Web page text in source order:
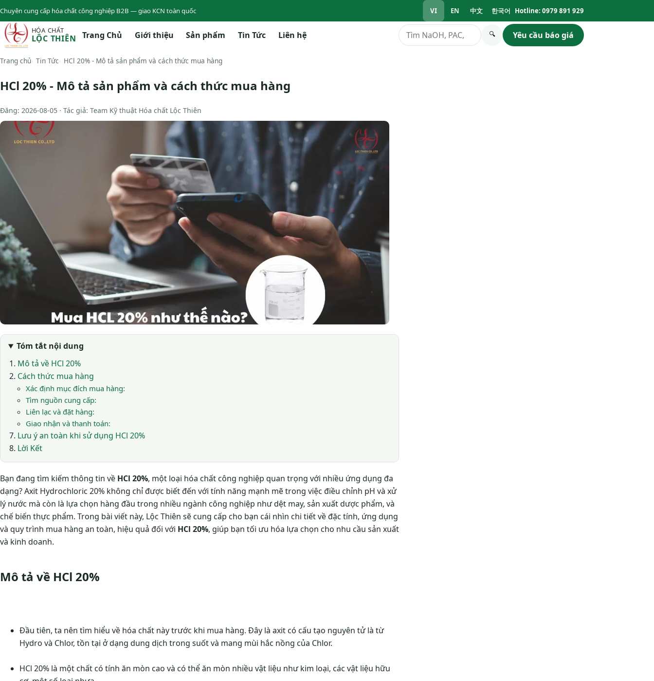
Chuyên cung cấp hóa chất công nghiệp B2B — giao KCN toàn quốc VI EN 中文 한국어 Hotline: 0979 891 929
HÓA CHẤT
LỘC THIÊN Trang Chủ Giới thiệu Sản phẩm Tin Tức Liên hệ Tìm kiếm 🔍 Yêu cầu báo giá
Trang chủ Tin Tức HCl 20% - Mô tả sản phẩm và cách thức mua hàng
HCl 20% - Mô tả sản phẩm và cách thức mua hàng
Đăng: 2026-08-05 · Tác giả: Team Kỹ thuật Hóa chất Lộc Thiên
Tóm tắt nội dung
Mô tả về HCl 20%
Cách thức mua hàng
Xác định mục đích mua hàng:
Tìm nguồn cung cấp:
Liên lạc và đặt hàng:
Giao nhận và thanh toán:
Lưu ý an toàn khi sử dụng HCl 20%
Lời Kết
Bạn đang tìm kiếm thông tin về HCl 20%, một loại hóa chất công nghiệp quan trọng với nhiều ứng dụng đa
dạng? Axit Hydrochloric 20% không chỉ được biết đến với tính năng mạnh mẽ trong việc điều chỉnh pH và xử
lý nước mà còn là lựa chọn hàng đầu trong nhiều ngành công nghiệp như dệt may, sản xuất dược phẩm, và
chế biến thực phẩm. Trong bài viết này, Lộc Thiên sẽ cung cấp cho bạn cái nhìn chi tiết về đặc tính, ứng dụng
và quy trình mua hàng an toàn, hiệu quả đối với HCl 20%, giúp bạn tối ưu hóa lựa chọn cho nhu cầu sản xuất
và kinh doanh.
Mô tả về HCl 20%
Đầu tiên, ta nên tìm hiểu về hóa chất này trước khi mua hàng. Đây là axit có cấu tạo nguyên tử là từ
Hydro và Chlor, tồn tại ở dạng dung dịch trong suốt và mang mùi hắc nồng của Chlor.
HCl 20% là một chất có tính ăn mòn cao và có thể ăn mòn nhiều vật liệu như kim loại, các vật liệu hữu